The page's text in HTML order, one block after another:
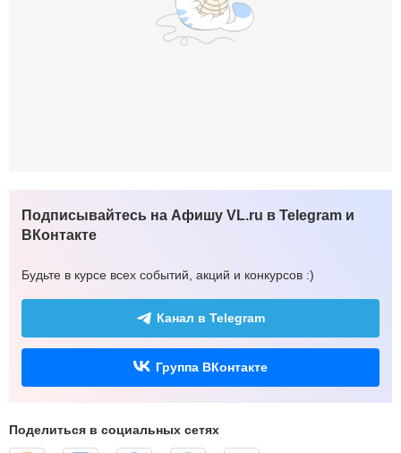
Подписывайтесь на Афишу VL.ru в Telegram и
ВКонтакте
Будьте в курсе всех событий, акций и конкурсов :)
Канал в Telegram
Группа ВКонтакте
Поделиться в социальных сетях